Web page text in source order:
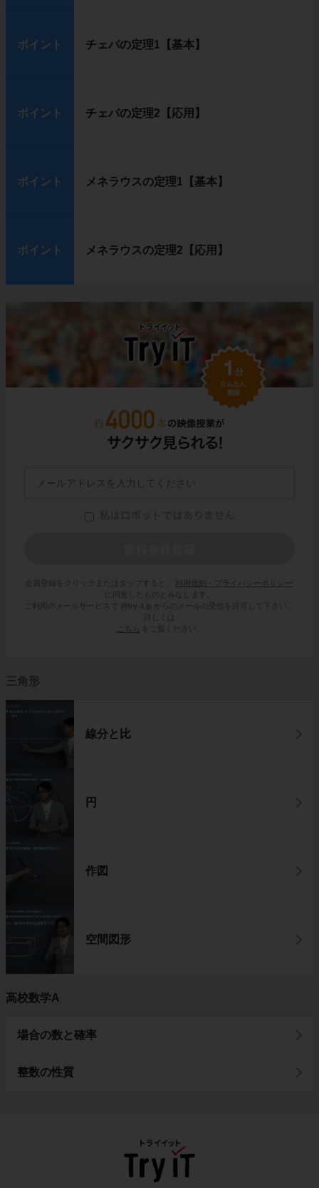
ポイント チェバの定理1【基本】
ポイント チェバの定理2【応用】
ポイント メネラウスの定理1【基本】
ポイント メネラウスの定理2【応用】
会員登録をクリックまたはタップすると、
利用規約・プライバシーポリシー
に同意したものとみなします。
ご利用のメールサービスで @try-it.jp からのメールの受信を許可して下さい。
詳しくは
こちら
をご覧ください。
三角形
線分と比
円
作図
空間図形
高校数学A
場合の数と確率
整数の性質